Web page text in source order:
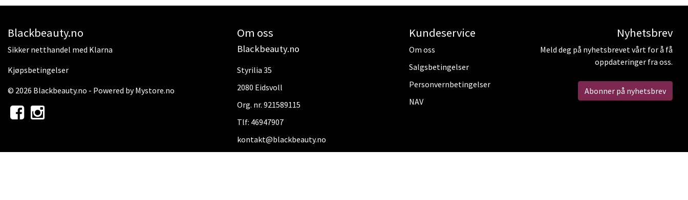
Blackbeauty.no
Sikker netthandel med Klarna
Kjøpsbetingelser
© 2026 Blackbeauty.no - Powered byMystore.no
Om oss
Blackbeauty.no
Styrilia 35
2080 Eidsvoll
Org. nr. 921589115
Tlf: 46947907
kontakt@blackbeauty.no
Kundeservice
Om oss
Salgsbetingelser
Personvernbetingelser
NAV
Nyhetsbrev
Meld deg på nyhetsbrevet vårt for å få
oppdateringer fra oss.
Abonner på nyhetsbrev